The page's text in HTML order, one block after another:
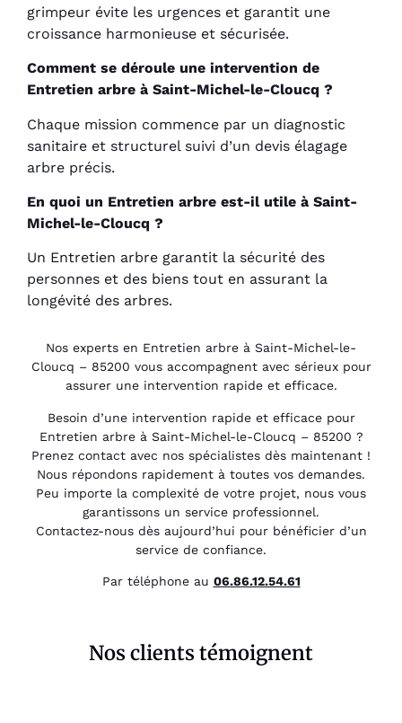
grimpeur évite les urgences et garantit une
croissance harmonieuse et sécurisée.
Comment se déroule une intervention de
Entretien arbre à Saint-Michel-le-Cloucq ?
Chaque mission commence par un diagnostic
sanitaire et structurel suivi d’un devis élagage
arbre précis.
En quoi un Entretien arbre est-il utile à Saint-
Michel-le-Cloucq ?
Un Entretien arbre garantit la sécurité des
personnes et des biens tout en assurant la
longévité des arbres.
Nos experts en Entretien arbre à Saint-Michel-le-
Cloucq – 85200 vous accompagnent avec sérieux pour
assurer une intervention rapide et efficace.
Besoin d’une intervention rapide et efficace pour
Entretien arbre à Saint-Michel-le-Cloucq – 85200 ?
Prenez contact avec nos spécialistes dès maintenant !
Nous répondons rapidement à toutes vos demandes.
Peu importe la complexité de votre projet, nous vous
garantissons un service professionnel.
Contactez-nous dès aujourd’hui pour bénéficier d’un
service de confiance.
Par téléphone au 06.86.12.54.61
Nos clients témoignent